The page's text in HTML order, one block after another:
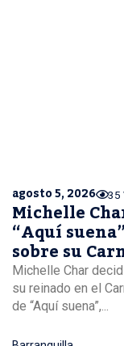
agosto 5, 2026 35
Michelle
“Aquí
sobre su
Barranquilla
Michelle Char
su reinado en el
de “Aquí suena”,...